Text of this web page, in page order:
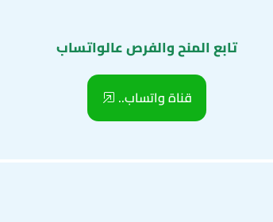
تابع المنح والفرص عالواتساب
قناة واتساب..